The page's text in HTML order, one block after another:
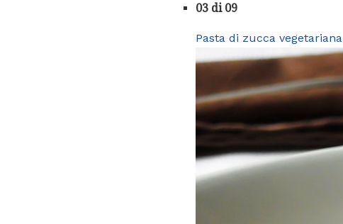
03 di 09
Pasta di zucca vegetariana